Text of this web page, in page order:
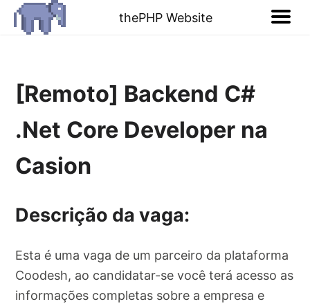
thePHP Website
[Remoto] Backend C#
.Net Core Developer na
Casion
Descrição da vaga:
Esta é uma vaga de um parceiro da plataforma
Coodesh, ao candidatar-se você terá acesso as
informações completas sobre a empresa e